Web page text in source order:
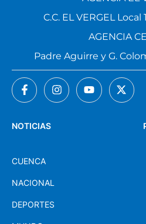
NOTICIAS
CUENCA
NACIONAL
DEPORTES
C.C. EL VERGEL Local
AGENCIA
Padre Aguirre y G.